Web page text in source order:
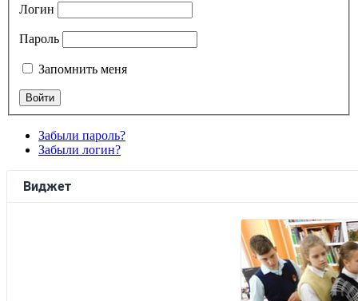
Логин
Пароль
Запомнить меня
Забыли пароль?
Забыли логин?